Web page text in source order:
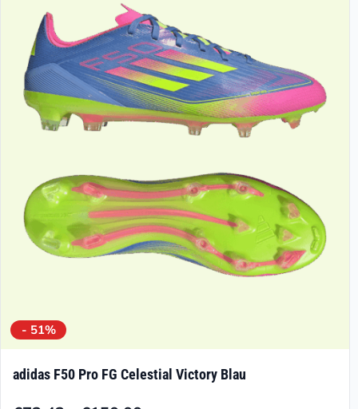
auf.
Die
Optionen
können
Produktseite
gewählt
werden
- 51%
adidas F50 Pro FG Celestial Victory Blau